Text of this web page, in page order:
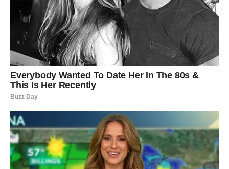
Ribe ulaze u jedan od najnježnijih i najljepših perioda
Ljubav, mir i osjećaj sigurnosti konačno postaju dio vaše
svakodnevice.
Duša konačno pronalazi ono što je dugo
tražila
Pred vama su trenuci puni topline i radosti.
Naredna 72 sata donose ogromne preokrete mnogim